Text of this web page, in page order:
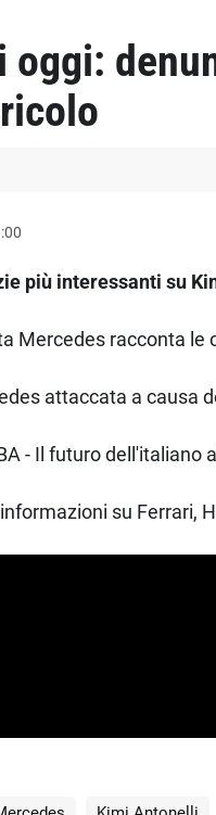
oggi:
più interessanti su
Mercedes racconta le
attaccata a causa
- Il futuro dell'italiano
su Ferrari,